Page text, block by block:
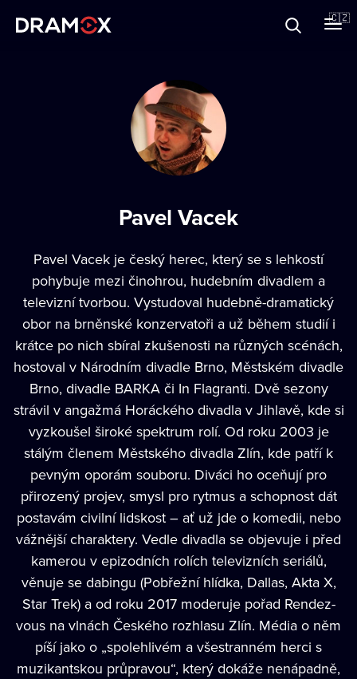
🇨🇿
Pavel Vacek
Pavel Vacek je český herec, který se s lehkostí
pohybuje mezi činohrou, hudebním divadlem a
televizní tvorbou. Vystudoval hudebně-dramatický
obor na brněnské konzervatoři a už během studií i
krátce po nich sbíral zkušenosti na různých scénách,
hostoval v Národním divadle Brno, Městském divadle
Brno, divadle BARKA či In Flagranti. Dvě sezony
strávil v angažmá Horáckého divadla v Jihlavě, kde si
vyzkoušel široké spektrum rolí. Od roku 2003 je
stálým členem Městského divadla Zlín, kde patří k
pevným oporám souboru. Diváci ho oceňují pro
přirozený projev, smysl pro rytmus a schopnost dát
postavám civilní lidskost – ať už jde o komedii, nebo
vážnější charaktery. Vedle divadla se objevuje i před
kamerou v epizodních rolích televizních seriálů,
věnuje se dabingu (Pobřežní hlídka, Dallas, Akta X,
Star Trek) a od roku 2017 moderuje pořad Rendez-
vous na vlnách Českého rozhlasu Zlín. Média o něm
píší jako o „spolehlivém a všestranném herci s
muzikantskou průpravou“, který dokáže nenápadně,